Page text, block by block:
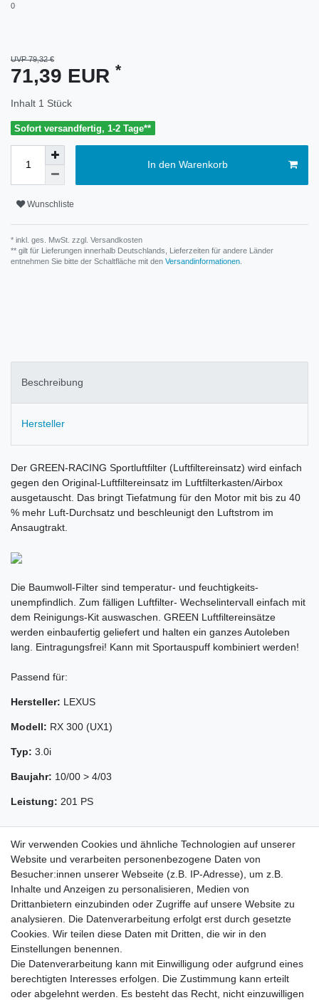
0
UVP 79,32 €
71,39 EUR *
Inhalt 1 Stück
Sofort versandfertig, 1-2 Tage**
In den Warenkorb
Wunschliste
* inkl. ges. MwSt. zzgl. Versandkosten
** gilt für Lieferungen innerhalb Deutschlands, Lieferzeiten für andere Länder
entnehmen Sie bitte der Schaltfläche mit den Versandinformationen
Beschreibung
Hersteller
Der GREEN-RACING Sportluftfilter (Luftfiltereinsatz) wird einfach
gegen den Original-Luftfiltereinsatz im Luftfilterkasten/Airbox
ausgetauscht. Das bringt Tiefatmung für den Motor mit bis zu 40
% mehr Luft-Durchsatz und beschleunigt den Luftstrom im
Ansaugtrakt.
Die Baumwoll-Filter sind temperatur- und feuchtigkeits-
unempfindlich. Zum fälligen Luftfilter- Wechselintervall einfach mit
dem Reinigungs-Kit auswaschen. GREEN Luftfiltereinsätze
werden einbaufertig geliefert und halten ein ganzes Autoleben
lang. Eintragungsfrei! Kann mit Sportauspuff kombiniert werden!
Passend für:
Hersteller: LEXUS
Modell: RX 300 (UX1)
Typ: 3.0i
Baujahr: 10/00 > 4/03
Leistung: 201 PS
Zahlung und Versand
Impressum Daten­schutz­erklärung AGB
Wir verwenden Cookies und ähnliche Technologien auf unserer
Website und verarbeiten personenbezogene Daten von
Besucher:innen unserer Webseite (z.B. IP-Adresse), um z.B.
Inhalte und Anzeigen zu personalisieren, Medien von
Drittanbietern einzubinden oder Zugriffe auf unsere Website zu
analysieren. Die Datenverarbeitung erfolgt erst durch gesetzte
Cookies. Wir teilen diese Daten mit Dritten, die wir in den
Einstellungen benennen.
Die Datenverarbeitung kann mit Einwilligung oder aufgrund eines
berechtigten Interesses erfolgen. Die Zustimmung kann erteilt
oder abgelehnt werden. Es besteht das Recht, nicht einzuwilligen